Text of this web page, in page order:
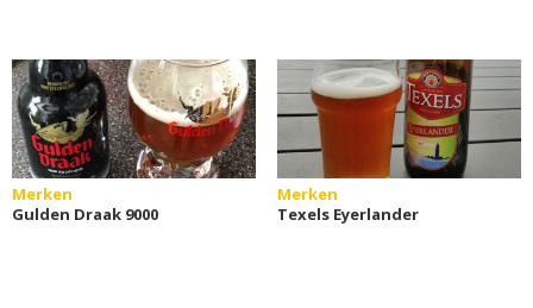
Merken
Gulden Draak 9000
Merken
Texels Eyerlander